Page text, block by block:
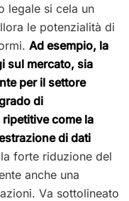
legale si cela un
le potenzialità di
Ad esempio, la
sul mercato, sia
per il settore
di
come la
di dati
forte riduzione del
anche una
Va sottolineato